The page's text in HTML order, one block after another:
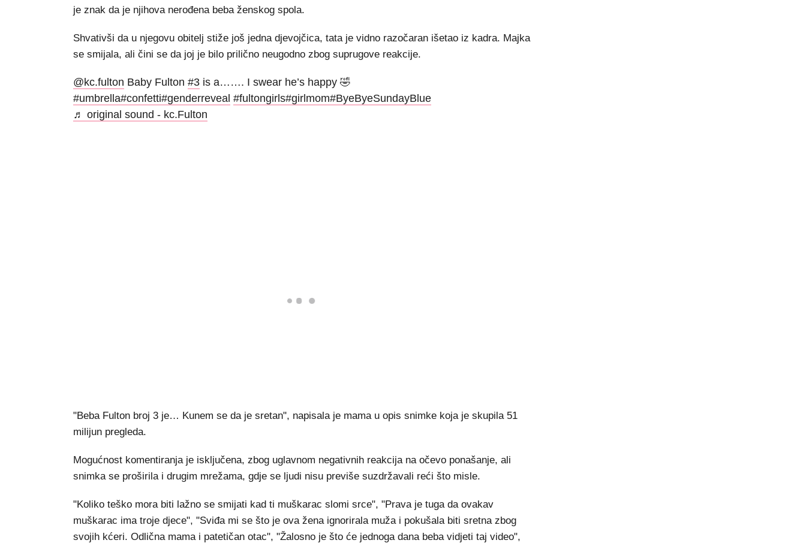
je znak da je njihova nerođena beba ženskog spola.
Shvativši da u njegovu obitelj stiže još jedna djevojčica, tata je vidno razočaran išetao iz kadra. Majka
se smijala, ali čini se da joj je bilo prilično neugodno zbog suprugove reakcije.
@kc.fulton Baby Fulton #3 is a……. I swear he’s happy 🤣
#umbrella#confetti#genderreveal #fultongirls#girlmom#ByeByeSundayBlue
♬ original sound - kc.Fulton
"Beba Fulton broj 3 je… Kunem se da je sretan", napisala je mama u opis snimke koja je skupila 51
milijun pregleda.
Mogućnost komentiranja je isključena, zbog uglavnom negativnih reakcija na očevo ponašanje, ali
snimka se proširila i drugim mrežama, gdje se ljudi nisu previše suzdržavali reći što misle.
"Koliko teško mora biti lažno se smijati kad ti muškarac slomi srce", "Prava je tuga da ovakav
muškarac ima troje djece", "Sviđa mi se što je ova žena ignorirala muža i pokušala biti sretna zbog
svojih kćeri. Odlična mama i patetičan otac", "Žalosno je što će jednoga dana beba vidjeti taj video",